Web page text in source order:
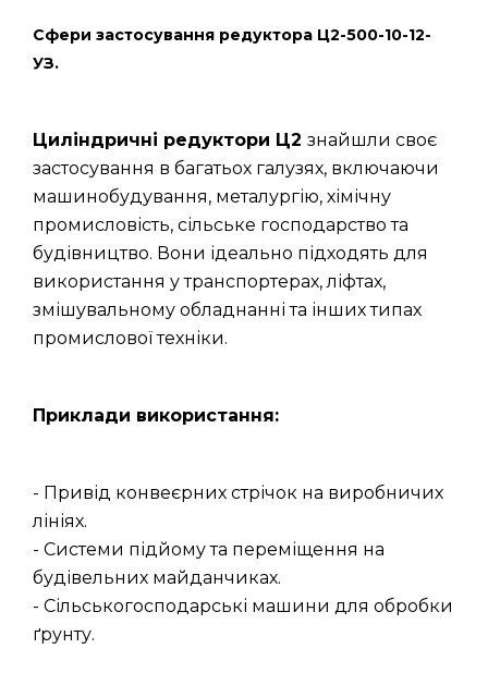
Сфери застосування редуктора Ц2-500-10-12-
УЗ.
Циліндричні редуктори Ц2 знайшли своє
застосування в багатьох галузях, включаючи
машинобудування, металургію, хімічну
промисловість, сільське господарство та
будівництво. Вони ідеально підходять для
використання у транспортерах, ліфтах,
змішувальному обладнанні та інших типах
промислової техніки.
Приклади використання:
- Привід конвеєрних стрічок на виробничих
лініях.
- Системи підйому та переміщення на
будівельних майданчиках.
- Сільськогосподарські машини для обробки
ґрунту.